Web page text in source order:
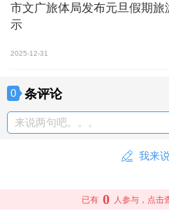
市文广旅体局发布元旦假期旅
示
2025-12-31
0 条评论
来说两句吧。。。
我来
已有 0 人参与，点击